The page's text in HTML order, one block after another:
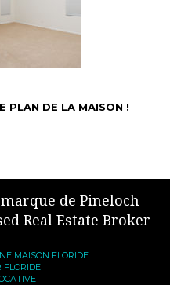
PLAN DE LA MAISON !
de Pineloch
Real Estate Broker
MAISON FLORIDE
FLORIDE